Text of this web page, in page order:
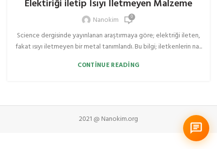
Elektiriği iletip Isıyı İletmeyen Malzeme
Nanokim 0
Science dergisinde yayınlanan araştırmaya göre; elektriği ileten,
fakat ısıyı iletmeyen bir metal tanımlandı. Bu bilgi; iletkenlerin na...
CONTINUE READING
2021 @ Nanokim.org